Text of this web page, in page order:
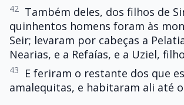
42
Também deles, dos filhos de
quinhentos homens foram às
Seir; levaram por cabeças a
Nearias, e a Refaías, e a Uziel,
43
E feriram o restante dos que
amalequitas, e habitaram ali até